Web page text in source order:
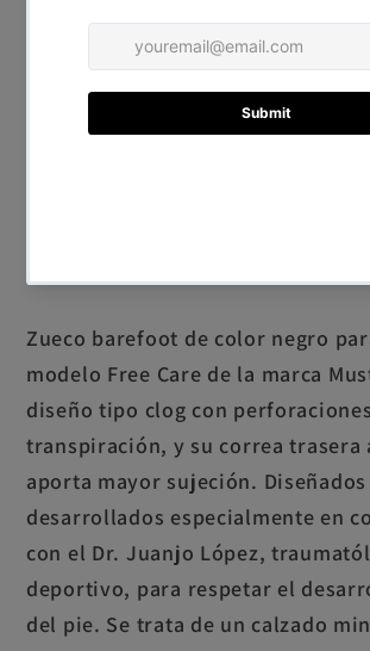
Baleares)
¿Dudas con la talla? Añade
solo 2€
Tienes 14 días desde la recepción. Y
Zueco barefoot de color negro
modelo Free Care de la marca
diseño tipo clog con
transpiración, y su correa trasera
aporta mayor sujeción.
desarrollados especialmente en
con el Dr. Juanjo López,
deportivo, para respetar el
del pie. Se trata de un calzado